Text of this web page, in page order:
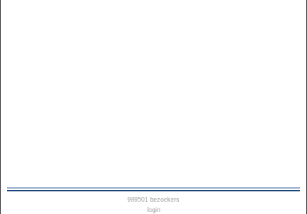
989501 bezoekers
login